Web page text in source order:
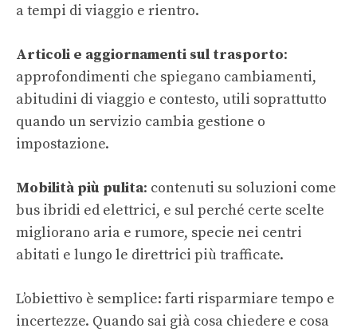
a tempi di viaggio e rientro.
Articoli e aggiornamenti sul trasporto:
approfondimenti che spiegano cambiamenti,
abitudini di viaggio e contesto, utili soprattutto
quando un servizio cambia gestione o
impostazione.
Mobilità più pulita: contenuti su soluzioni come
bus ibridi ed elettrici, e sul perché certe scelte
migliorano aria e rumore, specie nei centri
abitati e lungo le direttrici più trafficate.
L’obiettivo è semplice: farti risparmiare tempo e
incertezze. Quando sai già cosa chiedere e cosa